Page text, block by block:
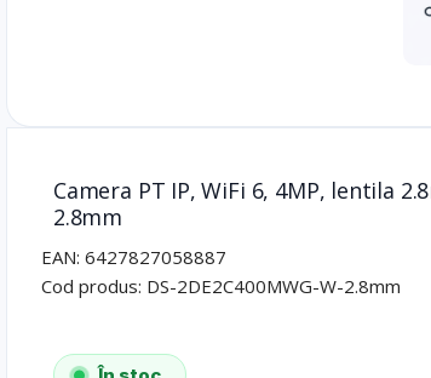
Camera PT IP, WiFi 6, 4MP, lentila
2.8mm
EAN: 6427827058887
Cod produs: DS-2DE2C400MWG-W-2.8mm